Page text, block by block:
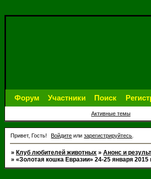
Форум Участники Поиск
Активные темы
Привет, Гость! Войдите илизарегистрируйтесь
»Клуб любителей животных »Анонс и
»«Золотая кошка Евразии» 24-25 января 2015